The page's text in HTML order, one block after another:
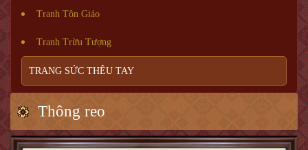
Tranh Tôn Giáo
Tranh Trừu Tượng
TRANG SỨC THÊU TAY
Thông reo